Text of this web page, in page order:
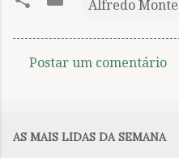
Alfredo Monte
Postar um comentário
AS MAIS LIDAS DA SEMANA